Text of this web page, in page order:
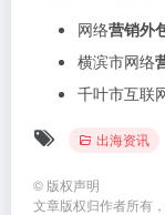
网络营销外
横滨市网络
千叶市互联
出海资讯
© 版权声明
文章版权归作者所有